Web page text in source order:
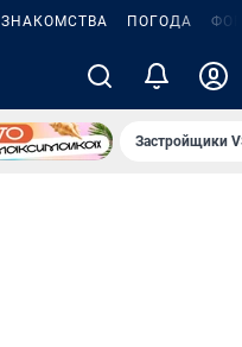
ЗНАКОМСТВА ПОГОДА
Застройщики